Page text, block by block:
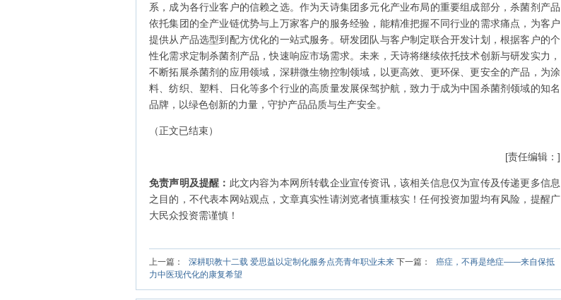
系，成为各行业客户的信赖之选。作为天诗集团多元化产业布局的重要组成部分，杀菌剂产品
依托集团的全产业链优势与上万家客户的服务经验，能精准把握不同行业的需求痛点，为客户
提供从产品选型到配方优化的一站式服务。研发团队与客户制定联合开发计划，根据客户的个
性化需求定制杀菌剂产品，快速响应市场需求。未来，天诗将继续依托技术创新与研发实力，
不断拓展杀菌剂的应用领域，深耕微生物控制领域，以更高效、更环保、更安全的产品，为涂
料、纺织、塑料、日化等多个行业的高质量发展保驾护航，致力于成为中国杀菌剂领域的知名
品牌，以绿色创新的力量，守护产品品质与生产安全。
（正文已结束）
[责任编辑：]
免责声明及提醒： 此文内容为本网所转载企业宣传资讯，该相关信息仅为宣传及传递更多信息
之目的，不代表本网站观点，文章真实性请浏览者慎重核实！任何投资加盟均有风险，提醒广
大民众投资需谨慎！
上一篇： 深耕职教十二载 爱思益以定制化服务点亮青年职业未来 下一篇：
癌症，不再是绝症——来自保抵
力中医现代化的康复希望